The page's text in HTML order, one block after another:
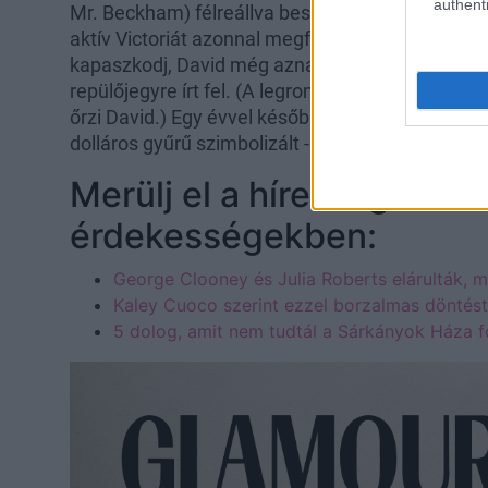
Mr. Beckham) félreállva beszélget a
aktív Victoriát azonnal megfogta, hogy
kapaszkodj, David még aznap elkérte Victoria
repülőjegyre írt fel. (A legromantikusabb az
őrzi David.) Egy évvel később jelentették be
dolláros gyűrű szimbolizált - a többi pedig már
Merülj el a hírességekről
érdekességekben:
George Clooney és Julia Roberts elárulták,
Kaley Cuoco szerint ezzel borzalmas
5 dolog, amit nem tudtál a Sárkányok Háza